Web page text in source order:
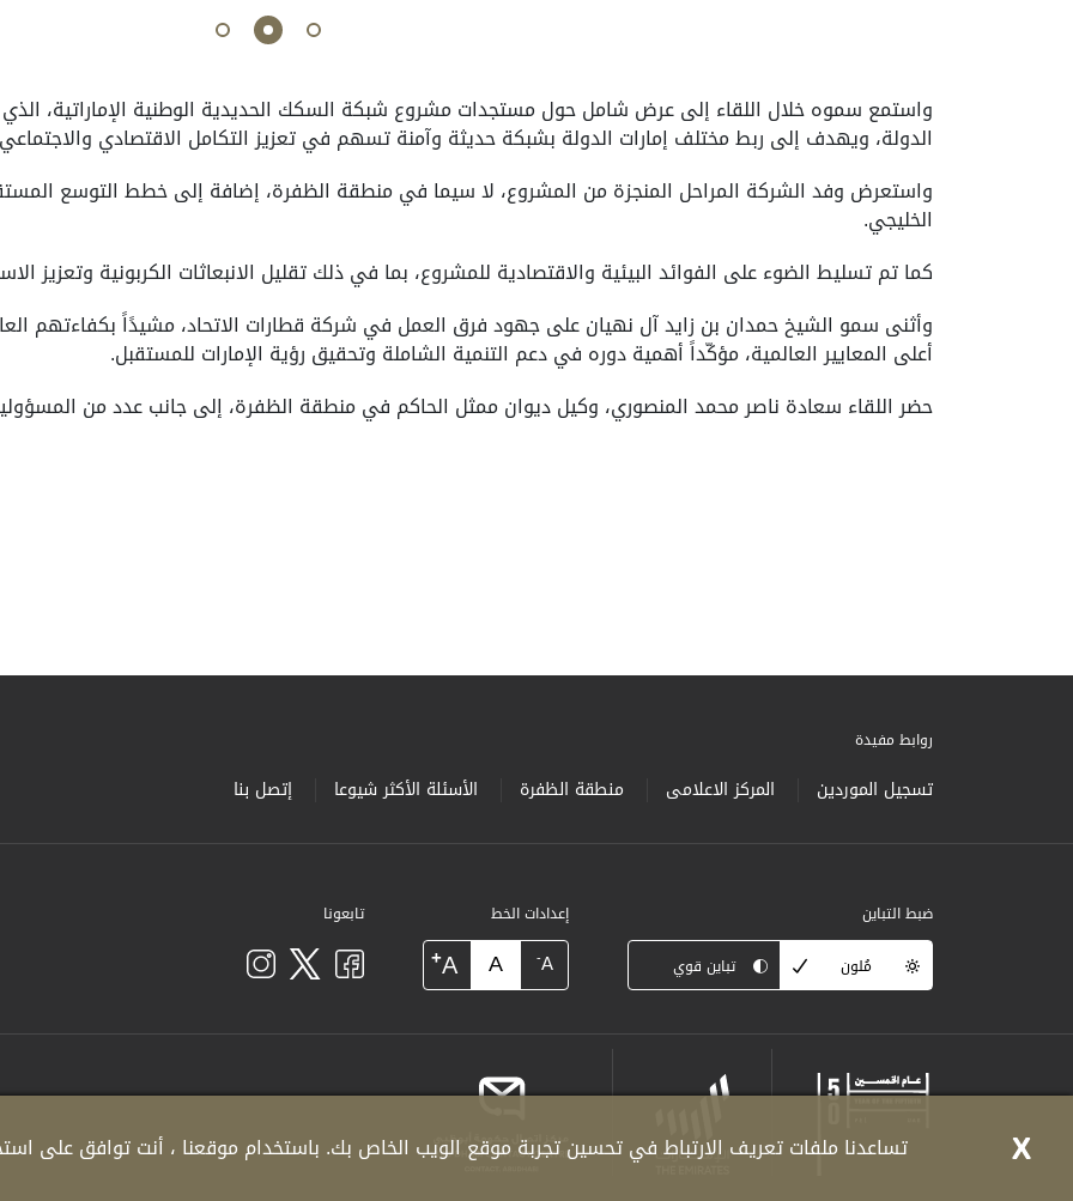
واستمع سموه خلال اللقاء إلى عرض شامل حول مستجدات مشروع شبكة السكك الحديدية الوطنية الإماراتية، الذي
الدولة، ويهدف إلى ربط مختلف إمارات الدولة بشبكة حديثة وآمنة تسهم في تعزيز التكامل الاقتصادي
واستعرض وفد الشركة المراحل المنجزة من المشروع، لا سيما في منطقة الظفرة، إضافة إلى خطط التوسع
الخليجي.
كما تم تسليط الضوء على الفوائد البيئية والاقتصادية للمشروع، بما في ذلك تقليل الانبعاثات الكربونية وتعزيز
وأثنى سمو الشيخ حمدان بن زايد آل نهيان على جهود فرق العمل في شركة قطارات الاتحاد، مشيدًاً بكفاءتهم
أعلى المعايير العالمية، مؤكّداً أهمية دوره في دعم التنمية الشاملة وتحقيق رؤية الإمارات للمستقبل.
حضر اللقاء سعادة ناصر محمد المنصوري، وكيل ديوان ممثل الحاكم في منطقة الظفرة، إلى جانب عدد من
روابط مفيدة
تسجيل الموردين المركز الاعلامى منطقة الظفرة الأسئلة الأكثر شيوعا إتصل بنا
ضبط التباين
مُلون
تباين قوي
إعدادات الخط
A
-
A
A
+
تابعونا
X تساعدنا ملفات تعريف الارتباط في تحسين تجربة موقع الويب الخاص بك. باستخدام موقعنا ، أنت توافق على